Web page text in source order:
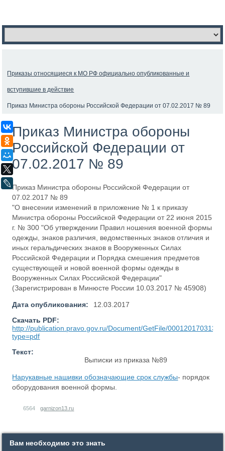
ВКонтакте
Одноклассники
Мой Мир
X
LiveJournal
Приказы относящиеся к МО РФ официально опубликованные и
вступившие в действие
Приказ Министра обороны Российской Федерации от 07.02.2017 № 89
Приказ Министра обороны
Российской Федерации от
07.02.2017 № 89
Приказ Министра обороны Российской Федерации от
07.02.2017 № 89
"О внесении изменений в приложение № 1 к приказу
Министра обороны Российской Федерации от 22 июня 2015
г. № 300 "Об утверждении Правил ношения военной формы
одежды, знаков различия, ведомственных знаков отличия и
иных геральдических знаков в Вооруженных Силах
Российской Федерации и Порядка смешения предметов
существующей и новой военной формы одежды в
Вооруженных Силах Российской Федерации"
(Зарегистрирован в Минюсте России 10.03.2017 № 45908)
Дата опубликования:
12.03.2017
Скачать PDF:
http://publication.pravo.gov.ru/Document/GetFile/
type=pdf
Текст:
Выписки из приказа №89
Нарукавные нашивки обозначающие срок службы- порядок
оборудования военной формы.
6564 garnizon13.ru
Вам необходимо это знать